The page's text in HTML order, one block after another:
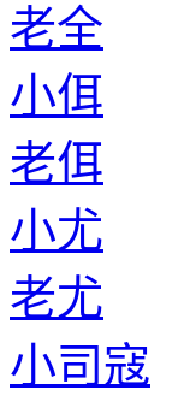
老全
小佴
老佴
小尤
老尤
小司寇